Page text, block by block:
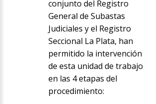
conjunto del Registro
General de Subastas
Judiciales y el Registro
Seccional La Plata, han
permitido la intervención
de esta unidad de trabajo
en las 4 etapas del
procedimiento: